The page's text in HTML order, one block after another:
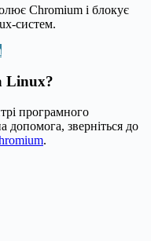
Chromium і блокує
систем.
Linux?
програмного
допомога, зверніться до
.